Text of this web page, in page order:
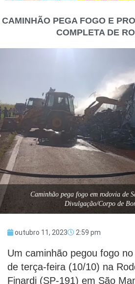
CAMINHÃO PEGA FOGO E
COMPLETA DE
Caminhão pega fogo em rodovia de
Divulgação/Corpo de
outubro 11, 2023 2:59 pm
Um caminhão pegou fogo
de terça-feira (10/10) na
Finardi (SP-191) em São